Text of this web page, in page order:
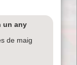
un any
de maig